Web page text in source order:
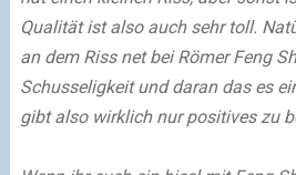
Qualität ist also auch sehr toll.
an dem Riss net bei Römer Feng
Schusseligkeit und daran das es
gibt also wirklich nur positives zu